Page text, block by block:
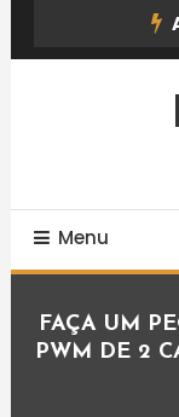
Menu
FAÇA UM
PWM DE 2